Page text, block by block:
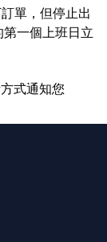
單 ，但停止出
第一個上班日立
式通知您